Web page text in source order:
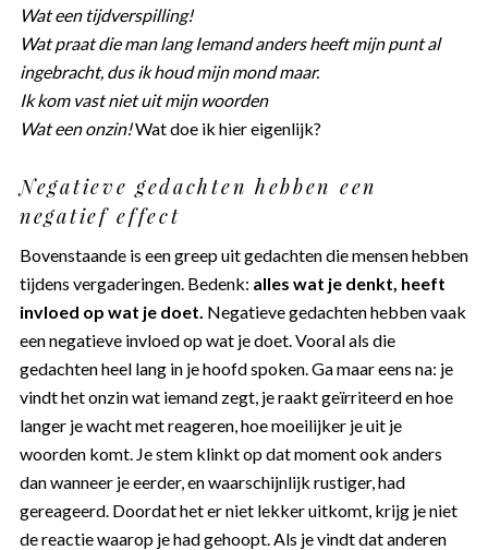
Wat een tijdverspilling!
Wat praat die man lang Iemand anders heeft mijn punt al
ingebracht, dus ik houd mijn mond maar.
Ik kom vast niet uit mijn woorden
Wat een onzin!Wat doe ik hier eigenlijk?
Negatieve gedachten hebben een
negatief effect
Bovenstaande is een greep uit gedachten die mensen hebben
tijdens vergaderingen. Bedenk: alles wat je denkt, heeft
invloed op wat je doet. Negatieve gedachten hebben vaak
een negatieve invloed op wat je doet. Vooral als die
gedachten heel lang in je hoofd spoken. Ga maar eens na: je
vindt het onzin wat iemand zegt, je raakt geïrriteerd en hoe
langer je wacht met reageren, hoe moeilijker je uit je
woorden komt. Je stem klinkt op dat moment ook anders
dan wanneer je eerder, en waarschijnlijk rustiger, had
gereageerd. Doordat het er niet lekker uitkomt, krijg je niet
de reactie waarop je had gehoopt. Als je vindt dat anderen